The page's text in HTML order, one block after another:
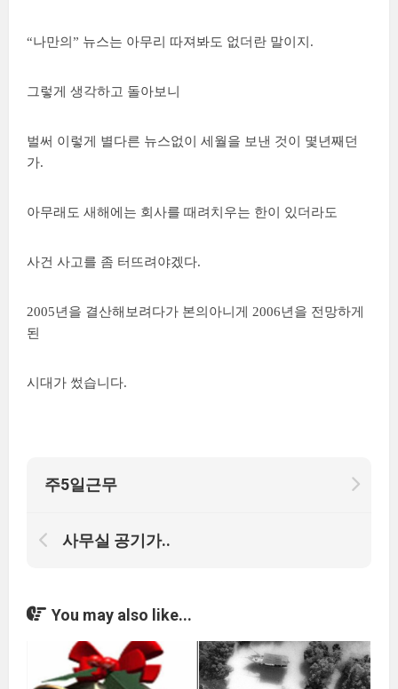
“나만의” 뉴스는 아무리 따져봐도 없더란 말이지.
그렇게 생각하고 돌아보니
벌써 이렇게 별다른 뉴스없이 세월을 보낸 것이 몇년째던
가.
아무래도 새해에는 회사를 때려치우는 한이 있더라도
사건 사고를 좀 터뜨려야겠다.
2005년을 결산해보려다가 본의아니게 2006년을 전망하게
된
시대가 썼습니다.
주5일근무
사무실 공기가..
You may also like...